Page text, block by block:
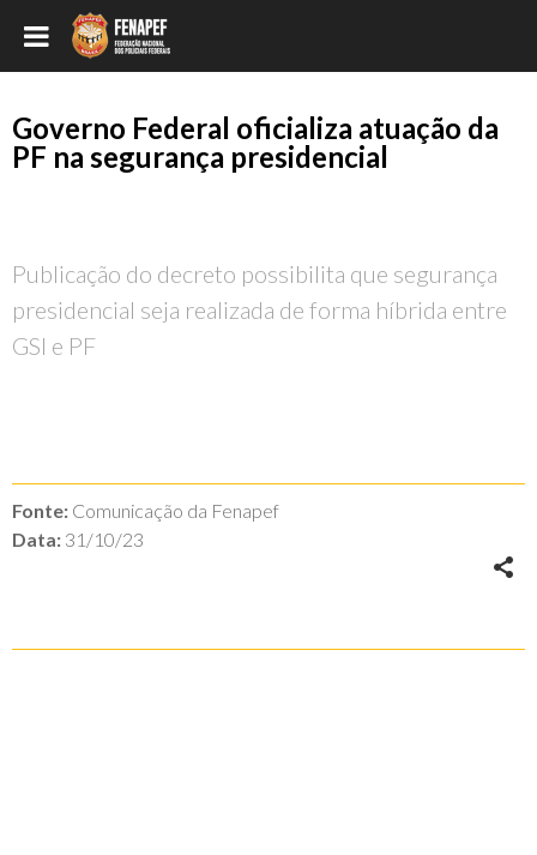
Governo Federal oficializa atuação da
PF na segurança presidencial
Publicação do decreto possibilita que segurança
presidencial seja realizada de forma híbrida entre
GSI e PF
Fonte: Comunicação da Fenapef
Data: 31/10/23